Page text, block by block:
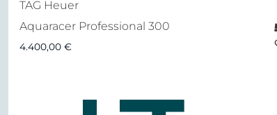
TAG Heuer
Aquaracer Professional 300
4.400,00 €